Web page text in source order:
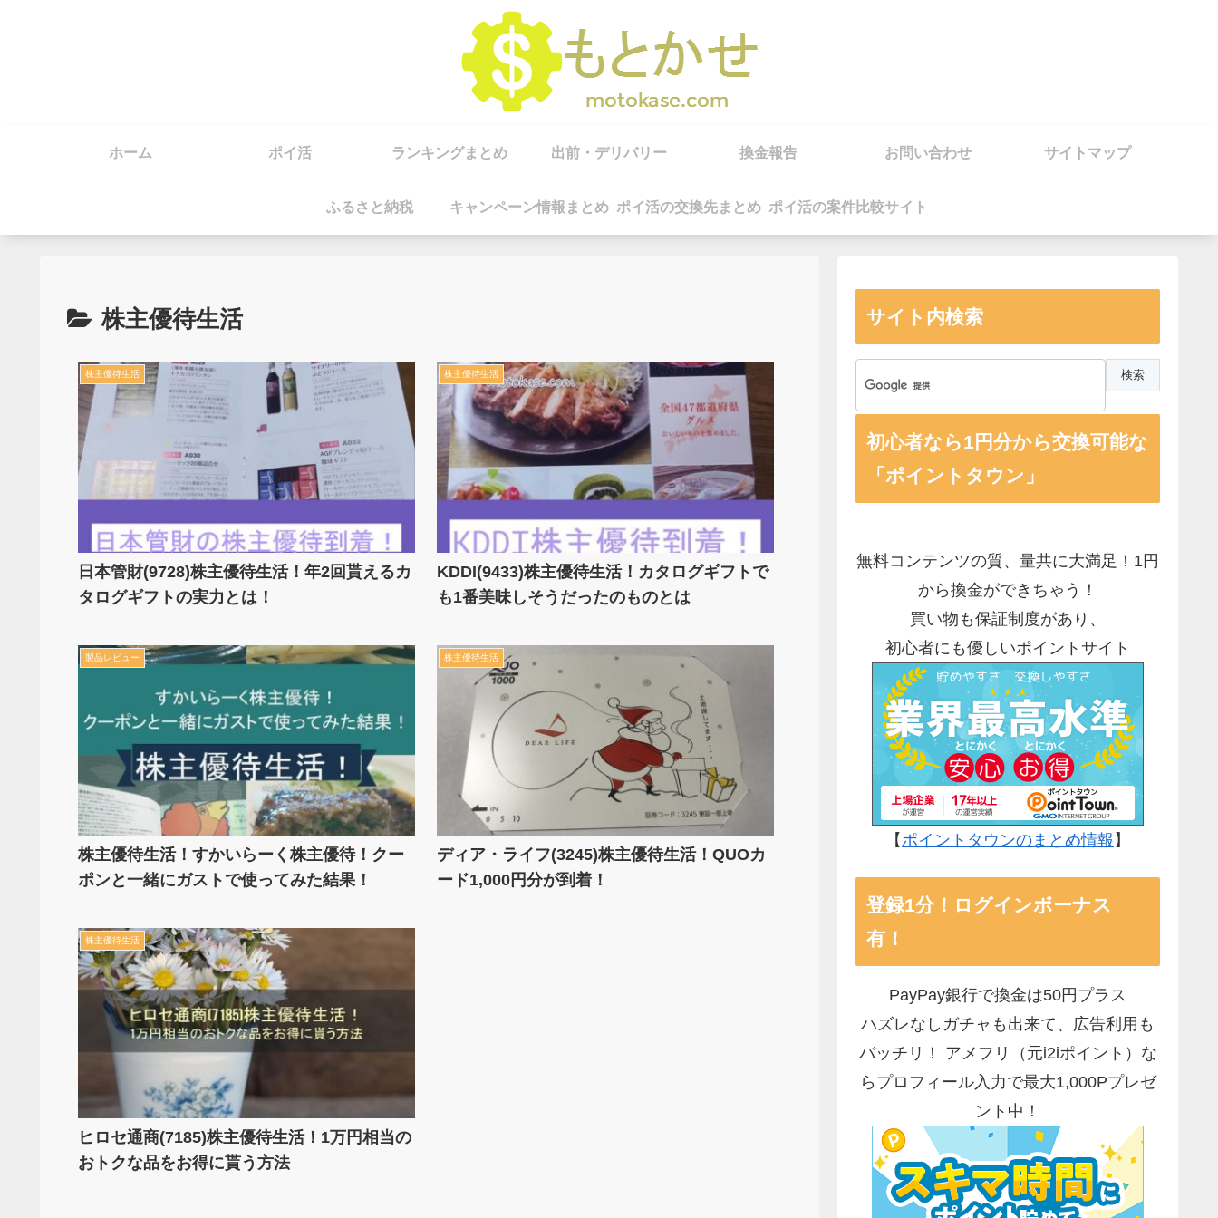
ホーム ポイ活 ランキングまとめ 出前・デリバリー 換金報告 お問い合わせ サイトマップ
ふるさと納税 キャンペーン情報まとめ ポイ活の交換先まとめ ポイ活の案件比較サイト
株主優待生活
株主優待生活
日本管財(9728)株主優待生活！年2回貰えるカ
タログギフトの実力とは！
株主優待生活
KDDI(9433)株主優待生活！カタログギフトで
も1番美味しそうだったのものとは
製品レビュー
株主優待生活！すかいらーく株主優待！クー
ポンと一緒にガストで使ってみた結果！
株主優待生活
ディア・ライフ(3245)株主優待生活！QUOカ
ード1,000円分が到着！
株主優待生活
ヒロセ通商(7185)株主優待生活！1万円相当の
おトクな品をお得に貰う方法
サイト内検索
初心者なら1円分から交換可能な
「ポイントタウン」
無料コンテンツの質、量共に大満足！1円
から換金ができちゃう！
買い物も保証制度があり、
初心者にも優しいポイントサイト
【ポイントタウンのまとめ情報 】
登録1分！ログインボーナス
有！
PayPay銀行で換金は50円プラス
ハズレなしガチャも出来て、広告利用も
バッチリ！ アメフリ（元i2iポイント）な
らプロフィール入力で最大1,000Pプレゼ
ント中！